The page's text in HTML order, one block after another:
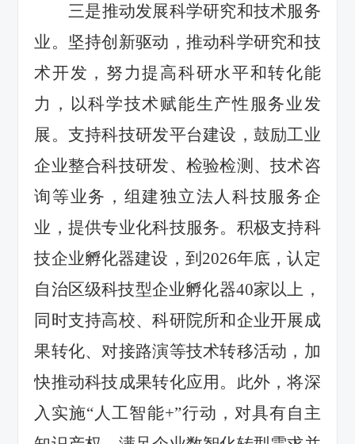
三是推动发展科学研究和技术服务
业。 坚持创新驱动，推动科学研究和技
术开发 ，努力提高科研水平和转化能
力，以科学技术赋能生产性服务业发
展。 支持科技研发平台建设， 鼓励工业
企业整合科技研发、检验检测、技术咨
询等业务，组建独立法人科技服务企
业，提供专业化科技服务。 积极支持科
技企业孵化器建设， 到 2026年底，认定
自治区级科技型企业孵化器40家以上 ，
同时支持高校、科研院所和企业开展成
果转化、对接路演等技术转移活动，加
快推动科技成果转化应用。此外，将深
入实施“人工智能+”行动，对具有自主